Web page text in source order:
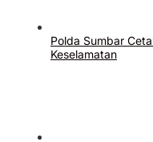
Polda Sumbar
Keselamatan